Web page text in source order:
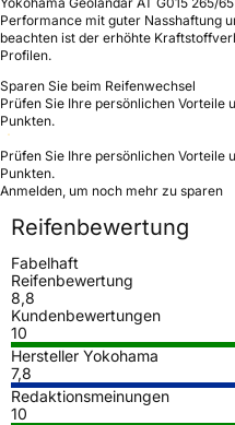
Performance mit guter Nasshaftung
beachten ist der erhöhte
Profilen.
Sparen Sie beim Reifenwechsel
Prüfen Sie Ihre persönlichen Vorteile
Punkten.
Prüfen Sie Ihre persönlichen Vorteile
Punkten.
Anmelden, um noch mehr zu sparen
Reifenbewertung
Fabelhaft
Reifenbewertung
8,8
Kundenbewertungen
10
Hersteller Yokohama
7,8
Redaktionsmeinungen
10